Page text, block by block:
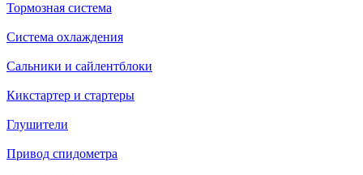
Тормозная система
Система охлаждения
Сальники и сайлентблоки
Кикстартер и стартеры
Глушители
Привод спидометра